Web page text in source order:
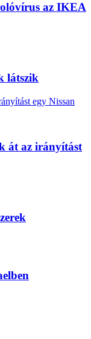
az IKEA
látszik
át az irányítást